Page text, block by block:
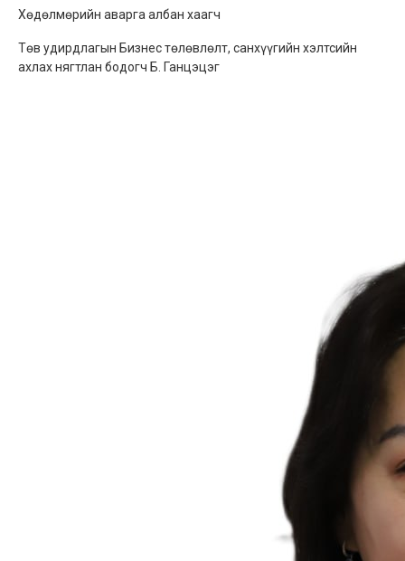
Хөдөлмөрийн аварга албан хаагч
Төв удирдлагын Бизнес төлөвлөлт, санхүүгийн хэлтсийн
ахлах нягтлан бодогч Б. Ганцэцэг